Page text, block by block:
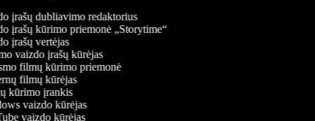
įrašų dubliavimo redaktorius
įrašų kūrimo priemonė „Storytime“
įrašų vertėjas
vaizdo įrašų kūrėjas
filmų kūrimo priemonė
filmų kūrėjas
kūrimo įrankis
vaizdo kūrėjas
vaizdo kūrėjas